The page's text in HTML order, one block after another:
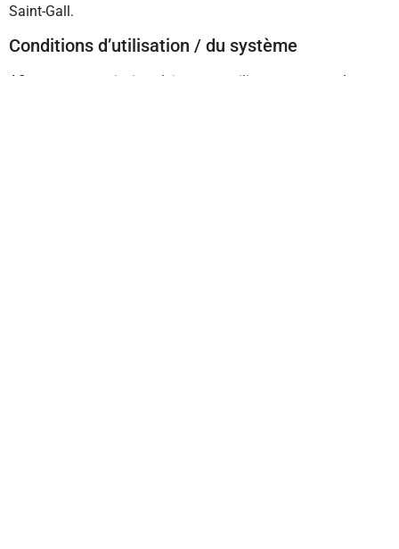
Saint-Gall.
Conditions d’utilisation / du système
Afin que vous puissiez pleinement utiliser ces pages dans